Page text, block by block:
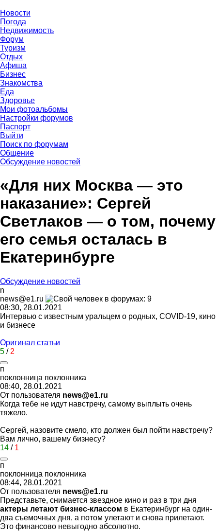
Новости
Погода
Недвижимость
Форум
Туризм
Отдых
Афиша
Бизнес
Знакомства
Еда
Здоровье
Мои фотоальбомы
Настройки форумов
Паспорт
Выйти
Поиск по форумам
Общение
Обсуждение новостей
«Для них Москва — это
наказание»: Сергей
Светлаков — о том, почему
его семья осталась в
Екатеринбурге
Обсуждение новостей
n
news@e1.ru
08:30, 28.01.2021
Интервью с известным уральцем о родных, COVID-19, кино
и бизнесе
Оригинал статьи
5 / 2
п
поклонница поклонника
08:40, 28.01.2021
От пользователя news@e1.ru
Когда тебе не идут навстречу, самому выплыть очень
тяжело.
Сергей, назовите смело, кто должен был пойти навстречу?
Вам лично, вашему бизнесу?
14 / 1
п
поклонница поклонника
08:44, 28.01.2021
От пользователя news@e1.ru
Представьте, снимается звездное кино и раз в три дня
актеры летают бизнес-классом в Екатеринбург на один-
два съемочных дня, а потом улетают и снова прилетают.
Это финансово невыгодно абсолютно.